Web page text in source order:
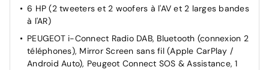
antipincement
Vitres AV électriques
Sièges AV à réglage en hauteur manuel
Banquette AR avec dossier rabattable 40/20/40
6 HP (2 tweeters et 2 woofers à l'AV et 2 larges bandes
à l'AR)
PEUGEOT i-Connect Radio DAB, Bluetooth (connexion 2
téléphones), Mirror Screen sans fil (Apple CarPlay /
Android Auto), Peugeot Connect SOS & Assistance, 1